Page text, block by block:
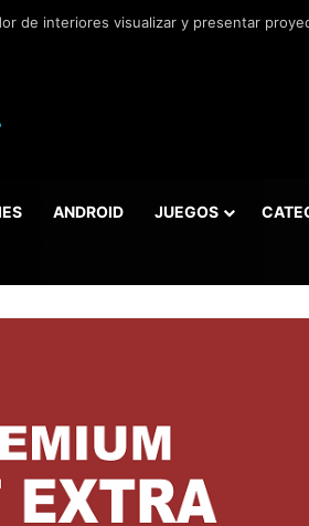
de interiores visualizar y presentar
ANDROID JUEGOS